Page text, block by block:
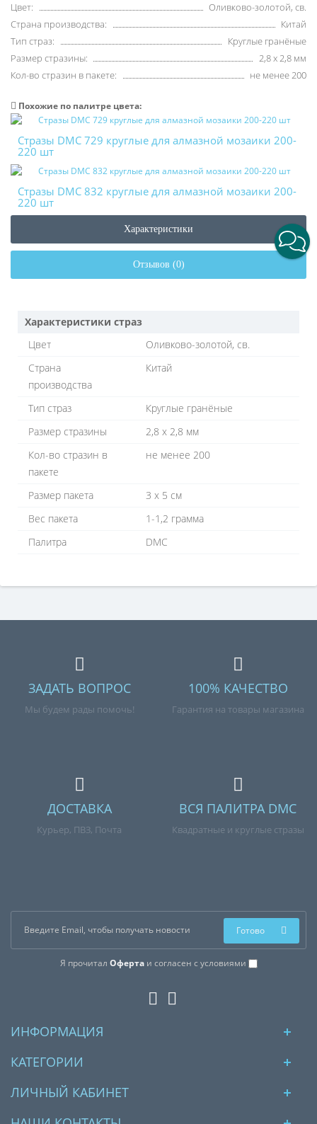
Цвет:
Оливково-золотой, св.
Страна производства:
Китай
Тип страз:
Круглые гранёные
Размер стразины:
2,8 х 2,8 мм
Кол-во стразин в пакете:
не менее 200
Похожие по палитре цвета:
Стразы DMC 729 круглые для алмазной мозаики 200-
220 шт
Стразы DMC 832 круглые для алмазной мозаики 200-
220 шт
Характеристики
Отзывов (0)
Характеристики страз
Цвет
Оливково-золотой, св.
Страна
производства
Китай
Тип страз
Круглые гранёные
Размер стразины
2,8 х 2,8 мм
Кол-во стразин в
пакете
не менее 200
Размер пакета
3 х 5 см
Вес пакета
1-1,2 грамма
Палитра
DMC
ЗАДАТЬ ВОПРОС
Мы будем рады помочь!
100% КАЧЕСТВО
Гарантия на товары магазина
ДОСТАВКА
Курьер, ПВЗ, Почта
ВСЯ ПАЛИТРА DMC
Квадратные и круглые стразы
Я прочитал Офертаи согласен с условиями
Готово
ИНФОРМАЦИЯ
КАТЕГОРИИ
ЛИЧНЫЙ КАБИНЕТ